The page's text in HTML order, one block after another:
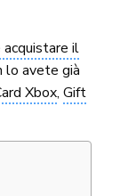
il
lo avete già
Xbox,Gift